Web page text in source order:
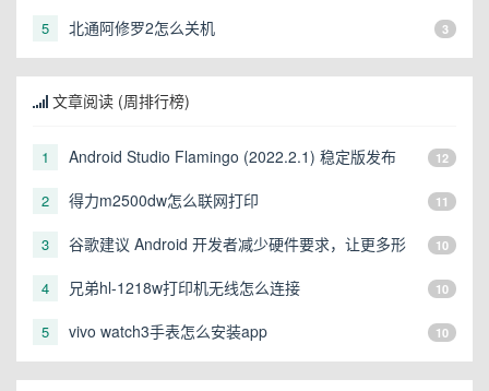
5 北通阿修罗2怎么关机 3
文章阅读 (周排行榜)
1 Android Studio Flamingo (2022.2.1) 稳定版发布 12
2 得力m2500dw怎么联网打印 11
3
谷歌建议 Android 开发者减少硬件要求，让更多形
10
4 兄弟hl-1218w打印机无线怎么连接 10
5 vivo watch3手表怎么安装app 10